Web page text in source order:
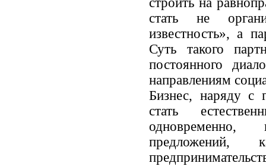
стать не
известность», а
Суть такого
постоянного
направлениям
Бизнес, наряду с
стать
одновременно,
предложений,